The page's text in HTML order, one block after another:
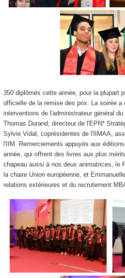
350 diplômés cette année, pour la plupart
officielle de la remise des prix. La soirée a
interventions de l'administrateur général
Thomas Durand, directeur de l'EPN*
Sylvie Vidal, coprésidentes de l'IIMAA,
l'IIM. Remerciements appuyés aux
année, qui offrent des livres aux plus
chapeau aussi à nos deux animatrices, le
la chaire Union européenne, et
relations extérieures et du recrutement